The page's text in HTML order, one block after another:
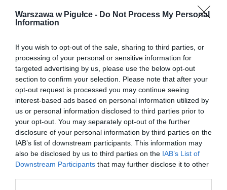
Warszawa w Pigułce - Do Not Process My Personal
Information
If you wish to opt-out of the sale, sharing to third parties, or
processing of your personal or sensitive information for
targeted advertising by us, please use the below opt-out
section to confirm your selection. Please note that after your
opt-out request is processed you may continue seeing
interest-based ads based on personal information utilized by
us or personal information disclosed to third parties prior to
your opt-out. You may separately opt-out of the further
disclosure of your personal information by third parties on the
IAB’s list of downstream participants. This information may
also be disclosed by us to third parties on the IAB’s List of
Downstream Participants that may further disclose it to other